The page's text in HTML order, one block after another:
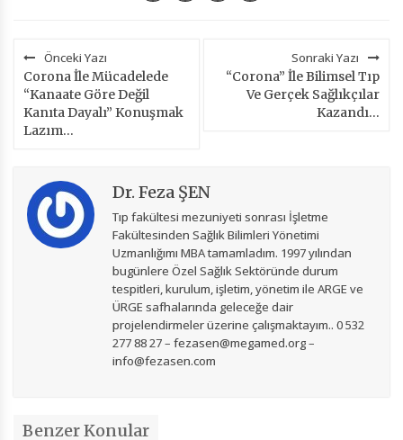
Önceki Yazı
Corona İle Mücadelede
“Kanaate Göre Değil
Kanıta Dayalı” Konuşmak
Lazım…
Sonraki Yazı
“Corona” İle Bilimsel Tıp
Ve Gerçek Sağlıkçılar
Kazandı…
Dr. Feza ŞEN
Tıp fakültesi mezuniyeti sonrası İşletme
Fakültesinden Sağlık Bilimleri Yönetimi
Uzmanlığımı MBA tamamladım. 1997 yılından
bugünlere Özel Sağlık Sektöründe durum
tespitleri, kurulum, işletim, yönetim ile ARGE ve
ÜRGE safhalarında geleceğe dair
projelendirmeler üzerine çalışmaktayım.. 0 532
277 88 27 – fezasen@megamed.org –
info@fezasen.com
Benzer Konular